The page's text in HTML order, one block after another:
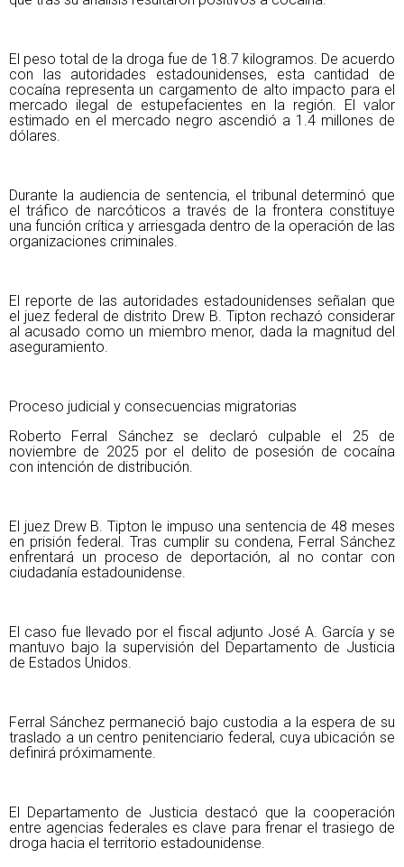
El peso total de la droga fue de 18.7 kilogramos. De acuerdo
con las autoridades estadounidenses, esta cantidad de
cocaína representa un cargamento de alto impacto para el
mercado ilegal de estupefacientes en la región. El valor
estimado en el mercado negro ascendió a 1.4 millones de
dólares.
Durante la audiencia de sentencia, el tribunal determinó que
el tráfico de narcóticos a través de la frontera constituye
una función crítica y arriesgada dentro de la operación de las
organizaciones criminales.
El reporte de las autoridades estadounidenses señalan que
el juez federal de distrito Drew B. Tipton rechazó considerar
al acusado como un miembro menor, dada la magnitud del
aseguramiento.
Proceso judicial y consecuencias migratorias
Roberto Ferral Sánchez se declaró culpable el 25 de
noviembre de 2025 por el delito de posesión de cocaína
con intención de distribución.
El juez Drew B. Tipton le impuso una sentencia de 48 meses
en prisión federal. Tras cumplir su condena, Ferral Sánchez
enfrentará un proceso de deportación, al no contar con
ciudadanía estadounidense.
El caso fue llevado por el fiscal adjunto José A. García y se
mantuvo bajo la supervisión del Departamento de Justicia
de Estados Unidos.
Ferral Sánchez permaneció bajo custodia a la espera de su
traslado a un centro penitenciario federal, cuya ubicación se
definirá próximamente.
El Departamento de Justicia destacó que la cooperación
entre agencias federales es clave para frenar el trasiego de
droga hacia el territorio estadounidense.